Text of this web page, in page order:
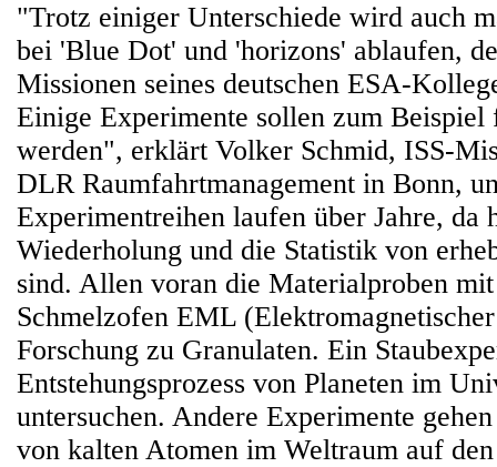
"Trotz einiger Unterschiede wird auch
bei 'Blue Dot' und 'horizons' ablaufen,
Missionen seines deutschen ESA-
Einige Experimente sollen zum Beispiel
werden", erklärt Volker Schmid, ISS-
DLR Raumfahrtmanagement in Bonn,
Experimentreihen laufen über Jahre, da
Wiederholung und die Statistik von
sind. Allen voran die Materialproben
Schmelzofen EML
Forschung zu Granulaten. Ein
Entstehungsprozess von Planeten im
untersuchen. Andere Experimente
von kalten Atomen im Weltraum auf